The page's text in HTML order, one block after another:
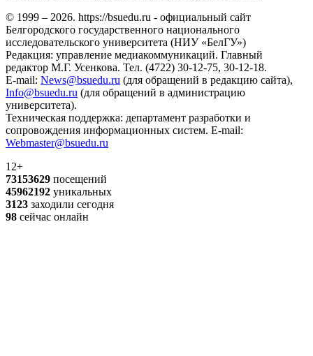
© 1999 – 2026. https://bsuedu.ru - официальный сайт
Белгородского государственного национального
исследовательского университета (НИУ «БелГУ»)
Редакция: управление медиакоммуникаций. Главный
редактор М.Г. Усенкова. Тел. (4722) 30-12-75, 30-12-18.
E-mail: News@bsuedu.ru (для обращений в редакцию сайта),
Info@bsuedu.ru (для обращений в администрацию
университета).
Техническая поддержка: департамент разработки и
сопровождения информационных систем. E-mail:
Webmaster@bsuedu.ru
12+
73153629 посещений
45962192 уникальных
3123 заходили сегодня
98 сейчас онлайн